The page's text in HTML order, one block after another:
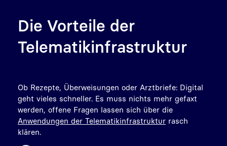
Die Vorteile der
Telematikinfrastruktur
Ob Rezepte, Überweisungen oder Arztbriefe: Digital
geht vieles schneller. Es muss nichts mehr gefaxt
werden, offene Fragen lassen sich über die
Anwendungen der Telematikinfrastruktur rasch
klären.